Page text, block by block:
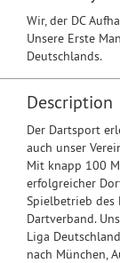
Wir, der DC
Unsere Erste
Deutschlands.
Description
Der Dartsport
auch unser
Mit knapp 100
erfolgreicher
Spielbetrieb des
Dartverband.
Liga
nach München,